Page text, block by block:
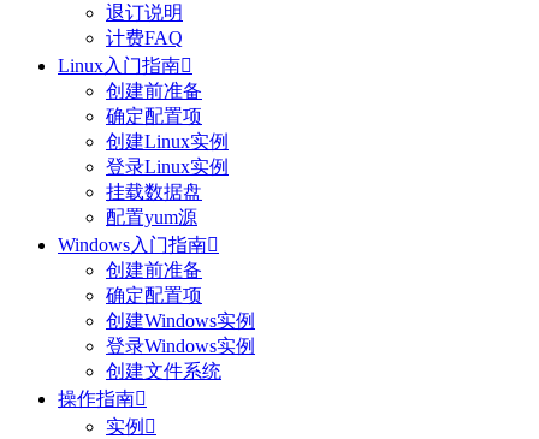
退订说明
计费FAQ
Linux入门指南
创建前准备
确定配置项
创建Linux实例
登录Linux实例
挂载数据盘
配置yum源
Windows入门指南
创建前准备
确定配置项
创建Windows实例
登录Windows实例
创建文件系统
操作指南
实例 